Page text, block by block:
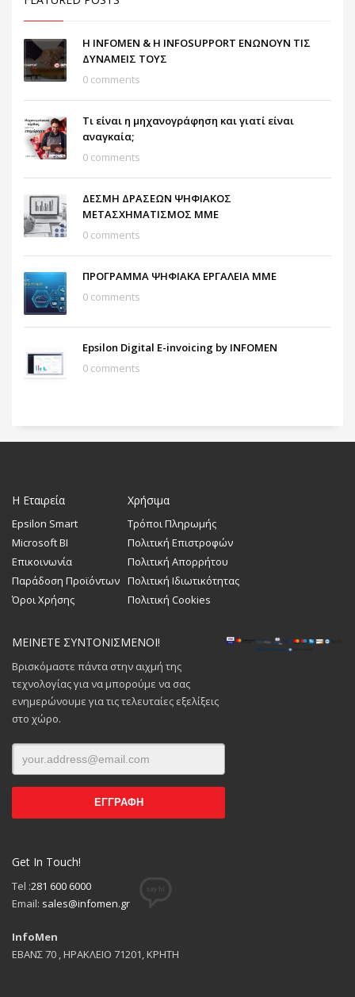
Η INFOMEN & Η INFOSUPPORT ΕΝΩΝΟΥΝ ΤΙΣ
ΔΥΝΑΜΕΙΣ ΤΟΥΣ
0 comments
Τι είναι η μηχανογράφηση και γιατί είναι
αναγκαία;
0 comments
ΔΕΣΜΗ ΔΡΑΣΕΩΝ ΨΗΦΙΑΚΟΣ
ΜΕΤΑΣΧΗΜΑΤΙΣΜΟΣ ΜΜΕ
0 comments
ΠΡΟΓΡΑΜΜΑ ΨΗΦΙΑΚΑ ΕΡΓΑΛΕΙΑ ΜΜΕ
0 comments
Epsilon Digital E-invoicing by INFOMEN
0 comments
Η Εταιρεία
Epsilon Smart
Microsoft BI
Επικοινωνία
Παράδοση Προϊόντων
Όροι Χρήσης
Χρήσιμα
Τρόποι Πληρωμής
Πολιτική Επιστροφών
Πολιτική Απορρήτου
Πολιτική Ιδιωτικότητας
Πολιτική Cookies
ΜΕΙΝΕΤΕ ΣΥΝΤΟΝΙΣΜΕΝΟΙ!
Βρισκόμαστε πάντα στην αιχμή της
τεχνολογίας για να μπορούμε να σας
ενημερώνουμε για τις τελευταίες εξελίξεις
στο χώρο.
Get In Touch!
Tel :281 600 6000
Email: sales@infomen.gr
InfoMen
ΕΒΑΝΣ 70 , ΗΡΑΚΛΕΙΟ 71201, ΚΡΗΤΗ